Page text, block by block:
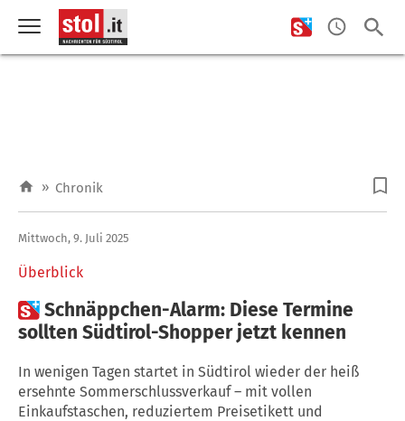
» Chronik
Überblick
Mittwoch, 9. Juli 2025
Schnäppchen-Alarm: Diese Termine
sollten Südtirol-Shopper jetzt kennen
In wenigen Tagen startet in Südtirol wieder der heiß
ersehnte Sommerschlussverkauf – mit vollen
Einkaufstaschen, reduziertem Preisetikett und